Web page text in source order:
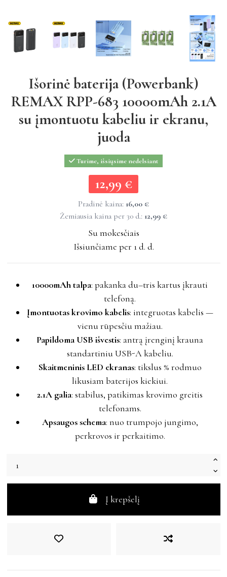
Išorinė baterija (Powerbank)
REMAX RPP-683 10000mAh 2.1A
su įmontuotu kabeliu ir ekranu,
juoda
Turime, išsiųsime nedelsiant
12,99 €
12,99 €
Pradinė kaina: 16,00 €
Žemiausia kaina per 30 d.: 12,99 €
Su mokesčiais
Išsiunčiame per 1 d. d.
10000mAh talpa: pakanka du–tris kartus įkrauti
telefoną.
Įmontuotas krovimo kabelis: integruotas kabelis —
vienu rūpesčiu mažiau.
Papildoma USB išvestis: antrą įrenginį krauna
standartiniu USB-A kabeliu.
Skaitmeninis LED ekranas: tikslus % rodmuo
likusiam baterijos kiekiui.
2.1A galia: stabilus, patikimas krovimo greitis
telefonams.
Apsaugos schema: nuo trumpojo jungimo,
perkrovos ir perkaitimo.
Į krepšelį